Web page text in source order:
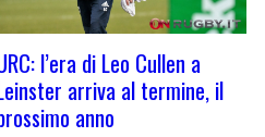
l’era di Leo Cullen a
arriva al termine, il
anno